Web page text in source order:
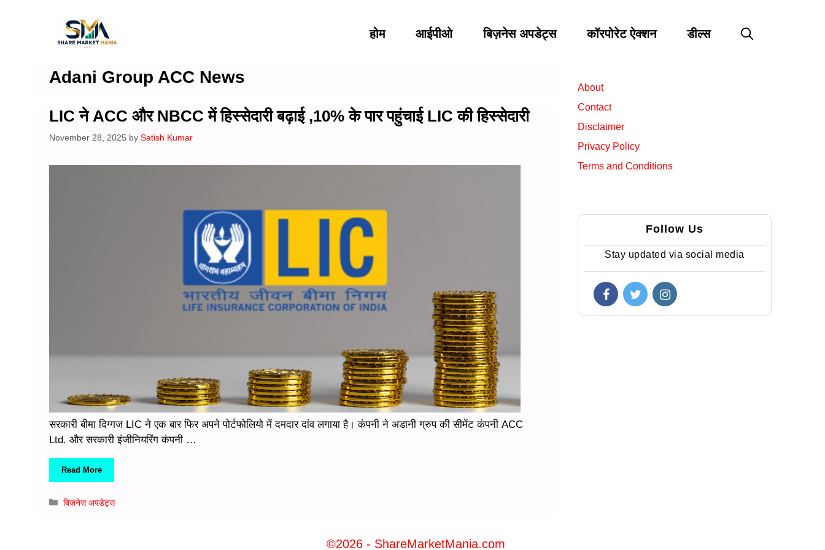
होम आईपीओ बिज़नेस अपडेट्स कॉरपोरेट ऐक्शन डील्स
Adani Group ACC News
LIC ने ACC और NBCC में हिस्सेदारी बढ़ाई ,10% के पार पहुंचाई LIC की हिस्सेदारी
November 28, 2025 by Satish Kumar
सरकारी बीमा दिग्गज LIC ने एक बार फिर अपने पोर्टफोलियो में दमदार दांव लगाया है। कंपनी ने अडानी ग्रुप की सीमेंट कंपनी ACC
Ltd. और सरकारी इंजीनियरिंग कंपनी …
Read More
Categories
बिज़नेस अपडेट्स
About
Contact
Disclaimer
Privacy Policy
Terms and Conditions
Follow Us
Stay updated via social media
©2026 - ShareMarketMania.com